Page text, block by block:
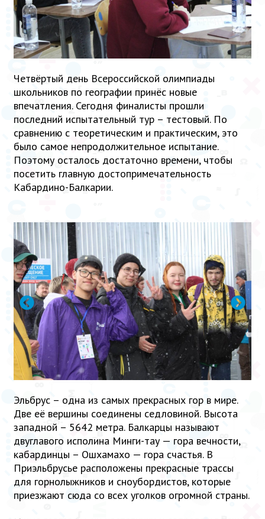
Четвёртый день Всероссийской олимпиады
школьников по географии принёс новые
впечатления. Сегодня финалисты прошли
последний испытательный тур – тестовый. По
сравнению с теоретическим и практическим, это
было самое непродолжительное испытание.
Поэтому осталось достаточно времени, чтобы
посетить главную достопримечательность
Кабардино-Балкарии.
Эльбрус – одна из самых прекрасных гор в мире.
Две её вершины соединены седловиной. Высота
западной – 5642 метра. Балкарцы называют
двуглавого исполина Минги-тау — гора вечности,
кабардинцы – Ошхамахо — гора счастья. В
Приэльбрусье расположены прекрасные трассы
для горнолыжников и сноубордистов, которые
приезжают сюда со всех уголков огромной страны.